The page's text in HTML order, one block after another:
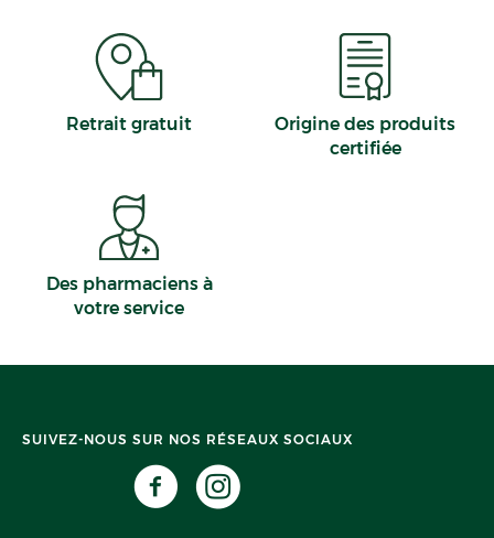
Retrait gratuit
Origine des produits
certifiée
Des pharmaciens à
votre service
SUIVEZ-NOUS SUR NOS RÉSEAUX SOCIAUX